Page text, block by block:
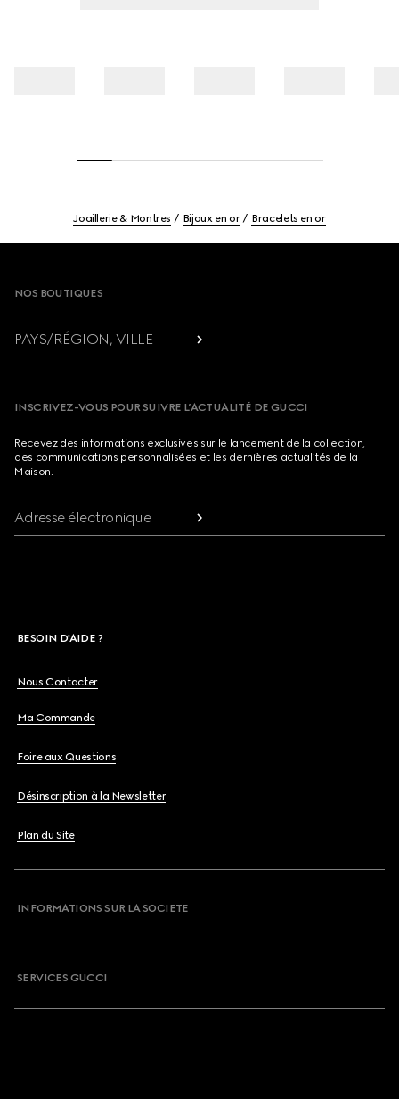
Joaillerie & Montres Bijoux en or Bracelets en or
NOS BOUTIQUES
PAYS/RÉGION, VILLE
INSCRIVEZ-VOUS POUR SUIVRE L’ACTUALITÉ DE GUCCI
Recevez des informations exclusives sur le lancement de la collection,
des communications personnalisées et les dernières actualités de la
Maison.
Adresse électronique
BESOIN D'AIDE ?
Nous Contacter
Ma Commande
Foire aux Questions
Désinscription à la Newsletter
Plan du Site
INFORMATIONS SUR LA SOCIETE
SERVICES GUCCI